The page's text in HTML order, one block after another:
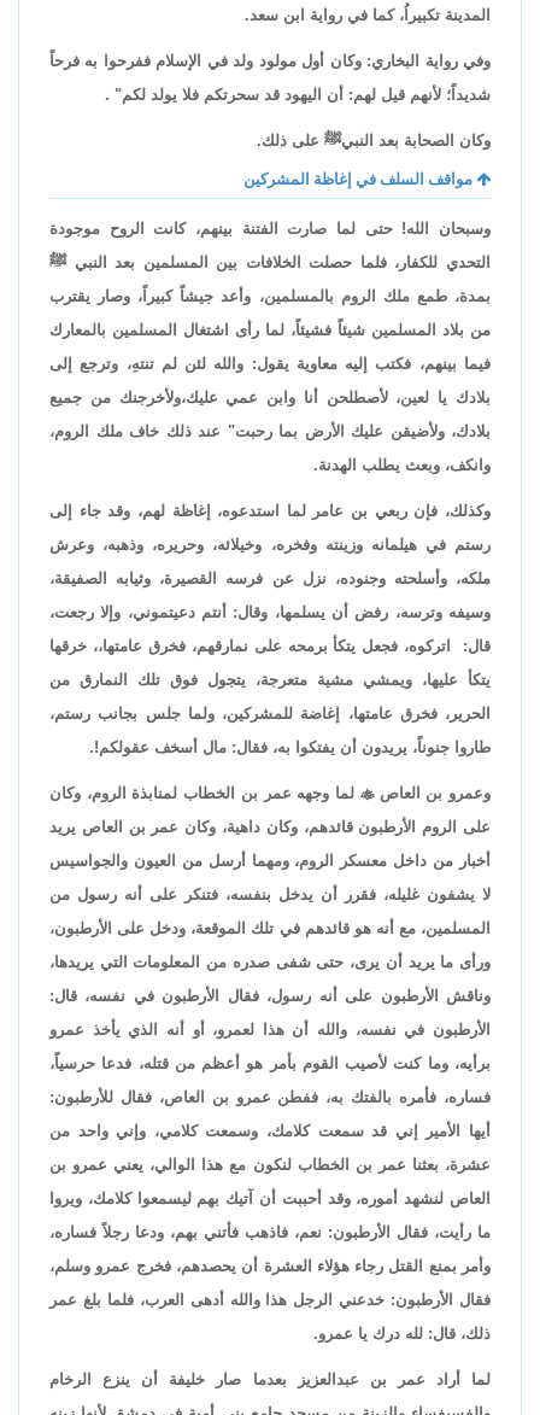
المدينة تكبيراُ، كما في رواية ابن سعد.
وفي رواية البخاري: وكان أول مولود ولد في الإسلام ففرحوا به فرحاً
شديداً؛ لأنهم قيل لهم: أن اليهود قد سحرتكم فلا يولد لكم" .
وكان الصحابة بعد النبيﷺ على ذلك.
مواقف السلف في إغاظة المشركين
وسبحان الله! حتى لما صارت الفتنة بينهم، كانت الروح موجودة
التحدي للكفار، فلما حصلت الخلافات بين المسلمين بعد النبي ﷺ
بمدة، طمع ملك الروم بالمسلمين، وأعد جيشاً كبيراً، وصار يقترب
من بلاد المسلمين شيئاً فشيئاً، لما رأى اشتغال المسلمين بالمعارك
فيما بينهم، فكتب إليه معاوية يقول: والله لئن لم تنتهِ، وترجع إلى
بلادك يا لعين، لأصطلحن أنا وابن عمي عليك،ولأخرجنك من جميع
بلادك، ولأضيقن عليك الأرض بما رحبت" عند ذلك خاف ملك الروم،
وانكف، وبعث يطلب الهدنة.
وكذلك، فإن ربعي بن عامر لما استدعوه، إغاظة لهم، وقد جاء إلى
رستم في هيلمانه وزينته وفخره، وخيلائه، وحريره، وذهبه، وعرش
ملكه، وأسلحته وجنوده، نزل عن فرسه القصيرة، وثيابه الصفيقة،
وسيفه وترسه، رفض أن يسلمها، وقال: أنتم دعيتموني، وإلا رجعت،
قال: اتركوه، فجعل يتكأ برمحه على نمارقهم، فخرق عامتها،، خرقها
يتكأ عليها، ويمشي مشية متعرجة، يتجول فوق تلك النمارق من
الحرير، فخرق عامتها، إغاضة للمشركين، ولما جلس بجانب رستم،
طاروا جنوناً، يريدون أن يفتكوا به، فقال: مال أسخف عقولكم!.
وعمرو بن العاص لما وجهه عمر بن الخطاب لمنابذة الروم، وكان
على الروم الأرطبون قائدهم، وكان داهية، وكان عمر بن العاص يريد
أخبار من داخل معسكر الروم، ومهما أرسل من العيون والجواسيس
لا يشفون غليله، فقرر أن يدخل بنفسه، فتنكر على أنه رسول من
المسلمين، مع أنه هو قائدهم في تلك الموقعة، ودخل على الأرطبون،
ورأى ما يريد أن يرى، حتى شفى صدره من المعلومات التي يريدها،
وناقش الأرطبون على أنه رسول، فقال الأرطبون في نفسه، قال:
الأرطبون في نفسه، والله أن هذا لعمرو، أو أنه الذي يأخذ عمرو
برأيه، وما كنت لأصيب القوم بأمر هو أعظم من قتله، فدعا حرسياً،
فساره، فأمره بالفتك به، ففطن عمرو بن العاص، فقال للأرطبون:
أيها الأمير إني قد سمعت كلامك، وسمعت كلامي، وإني واحد من
عشرة، بعثنا عمر بن الخطاب لنكون مع هذا الوالي، يعني عمرو بن
العاص لنشهد أموره، وقد أحببت أن آتيك بهم ليسمعوا كلامك، ويروا
ما رأيت، فقال الأرطبون: نعم، فاذهب فأتني بهم، ودعا رجلاً فساره،
وأمر بمنع القتل رجاء هؤلاء العشرة أن يحصدهم، فخرج عمرو وسلم،
فقال الأرطبون: خدعني الرجل هذا والله أدهى العرب، فلما بلغ عمر
ذلك، قال: لله درك يا عمرو.
لما أراد عمر بن عبدالعزيز بعدما صار خليفة أن ينزع الرخام